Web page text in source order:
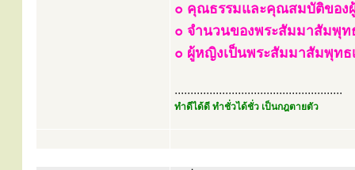
๐ คุณธรรมและคุณสมบัติของ
๐ จำนวนของพระสัมมาสัมพุท
๐ ผู้หญิงเป็นพระสัมมาสัมพุทธ
.....................................................
ทำดีได้ดี ทำชั่วได้ชั่ว เป็นกฎตายตัว